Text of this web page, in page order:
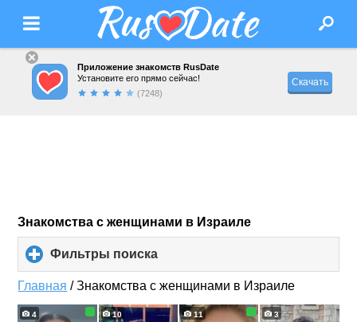
Приложение знакомств RusDate
Установите его прямо сейчас!
(7248)
Скачать
Знакомства с женщинами в Израиле
Фильтры поиска
to
expand
contents
Главная /Знакомства с женщинами в Израиле
4 10 11 3